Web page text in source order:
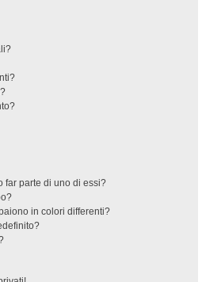
far parte di uno di essi?
in colori differenti?